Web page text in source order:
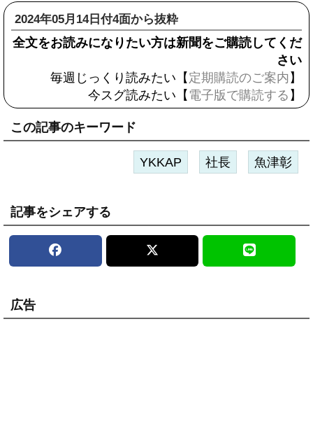
2024年05月14日付4面から抜粋
全文をお読みになりたい方は新聞をご購読してくだ
さい
毎週じっくり読みたい【 定期購読のご案内 】
今スグ読みたい【 電子版で購読する 】
この記事のキーワード
YKKAP 社長 魚津彰
記事をシェアする
広告